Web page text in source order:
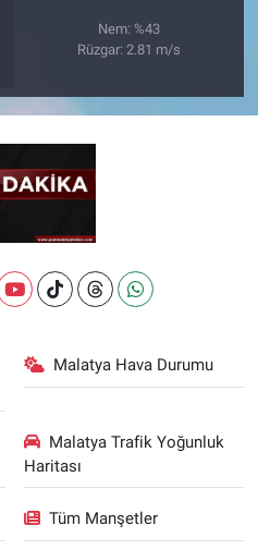
Nem: %43
Rüzgar: 2.81 m/s
Malatya Hava Durumu
Malatya Trafik Yoğunluk
Haritası
Tüm Manşetler